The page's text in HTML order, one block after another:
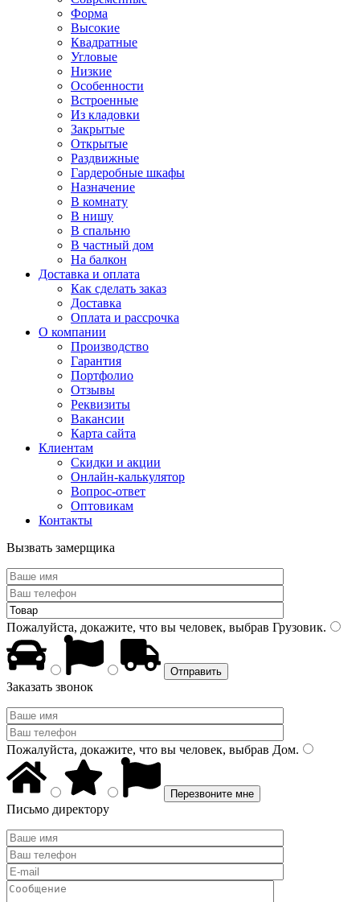
Форма
Высокие
Квадратные
Угловые
Низкие
Особенности
Встроенные
Из кладовки
Закрытые
Открытые
Раздвижные
Гардеробные шкафы
Назначение
В комнату
В нишу
В спальню
В частный дом
На балкон
Доставка и оплата
Как сделать заказ
Доставка
Оплата и рассрочка
О компании
Производство
Гарантия
Портфолио
Отзывы
Реквизиты
Вакансии
Карта сайта
Клиентам
Скидки и акции
Онлайн-калькулятор
Вопрос-ответ
Оптовикам
Контакты
Вызвать замерщика
Пожалуйста, докажите, что вы человек, выбрав Грузовик.
Заказать звонок
Пожалуйста, докажите, что вы человек, выбрав Дом.
Письмо директору